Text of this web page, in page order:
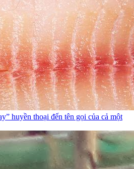
huyền thoại đến tên gọi của cả một